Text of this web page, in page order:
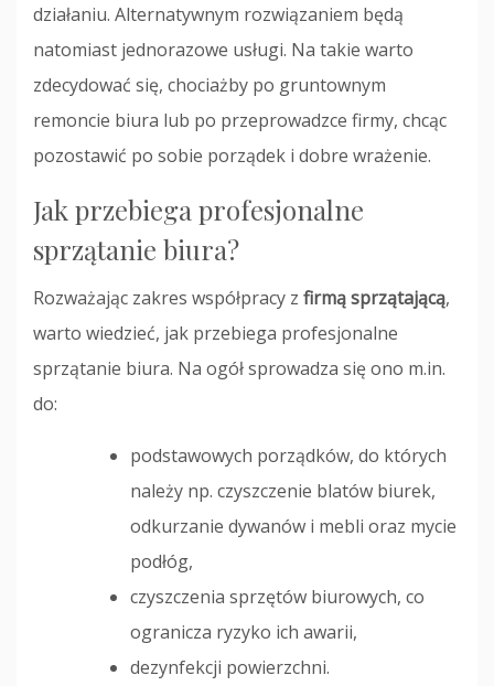
działaniu. Alternatywnym rozwiązaniem będą
natomiast jednorazowe usługi. Na takie warto
zdecydować się, chociażby po gruntownym
remoncie biura lub po przeprowadzce firmy, chcąc
pozostawić po sobie porządek i dobre wrażenie.
Jak przebiega profesjonalne
sprzątanie biura?
Rozważając zakres współpracy z firmą sprzątającą,
warto wiedzieć, jak przebiega profesjonalne
sprzątanie biura. Na ogół sprowadza się ono m.in.
do:
podstawowych porządków, do których
należy np. czyszczenie blatów biurek,
odkurzanie dywanów i mebli oraz mycie
podłóg,
czyszczenia sprzętów biurowych, co
ogranicza ryzyko ich awarii,
dezynfekcji powierzchni.